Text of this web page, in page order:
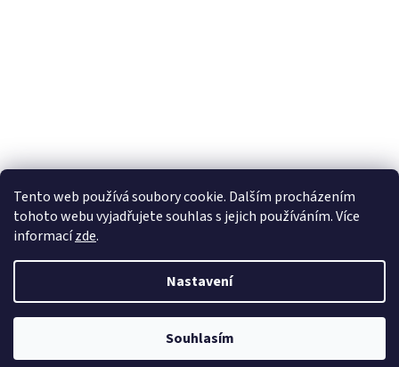
Tento web používá soubory cookie. Dalším procházením
tohoto webu vyjadřujete souhlas s jejich používáním. Více
informacízde.
Nastavení
Souhlasím